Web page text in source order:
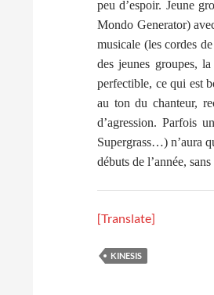
peu d’espoir. Jeune
Mondo Generator)
musicale (les cordes
des jeunes groupes,
perfectible, ce qui est
au ton du chanteur,
d’agression. Parfois
Supergrass…) n’aura
débuts de l’année,
[Translate]
KINESIS